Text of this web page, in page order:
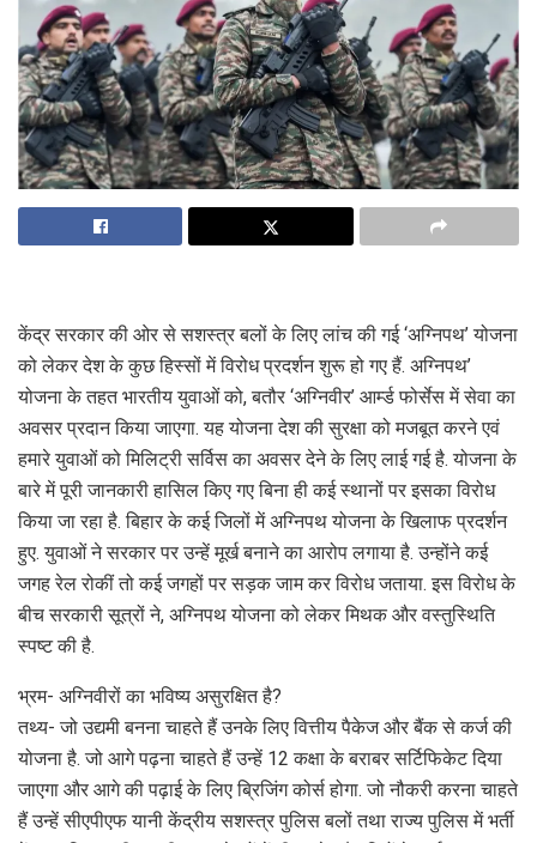
केंद्र सरकार की ओर से सशस्त्र बलों के लिए लांच की गई ‘अग्निपथ’ योजना
को लेकर देश के कुछ हिस्‍सों में विरोध प्रदर्शन शुरू हो गए हैं. अग्निपथ’
योजना के तहत भारतीय युवाओं को, बतौर ‘अग्निवीर’ आर्म्ड फोर्सेस में सेवा का
अवसर प्रदान किया जाएगा. यह योजना देश की सुरक्षा को मजबूत करने एवं
हमारे युवाओं को मिलिट्री सर्विस का अवसर देने के लिए लाई गई है. योजना के
बारे में पूरी जानकारी हासिल किए गए बिना ही कई स्‍थानों पर इसका विरोध
किया जा रहा है. बिहार के कई जिलों में अग्निपथ योजना के खिलाफ प्रदर्शन
हुए. युवाओं ने सरकार पर उन्हें मूर्ख बनाने का आरोप लगाया है. उन्होंने कई
जगह रेल रोकीं तो कई जगहों पर सड़क जाम कर विरोध जताया. इस विरोध के
बीच सरकारी सूत्रों ने, अग्निपथ योजना को लेकर मिथक और वस्‍तुस्थिति
स्‍पष्‍ट की है.
भ्रम- अग्निवीरों का भविष्य असुरक्षित है?
तथ्य- जो उद्यमी बनना चाहते हैं उनके लिए वित्तीय पैकेज और बैंक से कर्ज की
योजना है. जो आगे पढ़ना चाहते हैं उन्हें 12 कक्षा के बराबर सर्टिफिकेट दिया
जाएगा और आगे की पढ़ाई के लिए ब्रिजिंग कोर्स होगा. जो नौकरी करना चाहते
हैं उन्हें सीएपीएफ यानी केंद्रीय सशस्त्र पुलिस बलों तथा राज्य पुलिस में भर्ती